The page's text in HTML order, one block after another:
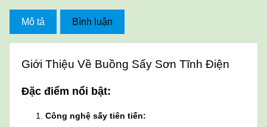
Mô tả Bình luận
Giới Thiệu Về Buồng Sấy Sơn Tĩnh Điện
Đặc điểm nổi bật:
Công nghệ sấy tiên tiến: